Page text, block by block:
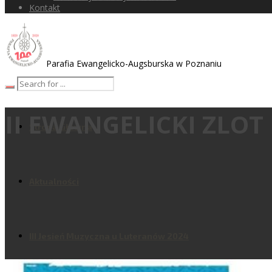
Kontakt
Parafia Ewangelicko-Augsburska w Poznaniu
II EWANGELICKI ZLOT